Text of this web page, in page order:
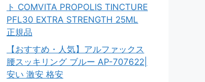
ト COMVITA PROPOLIS TINCTURE
PFL30 EXTRA STRENGTH 25ML
正規品
【おすすめ・人気】アルファックス
腰スッキリング ブルー AP-707622|
安い 激安 格安